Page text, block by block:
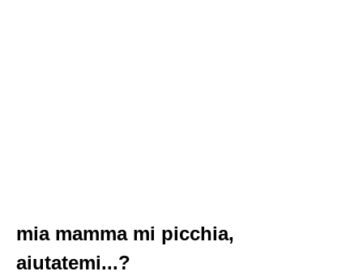
mia mamma mi picchia,
aiutatemi...?